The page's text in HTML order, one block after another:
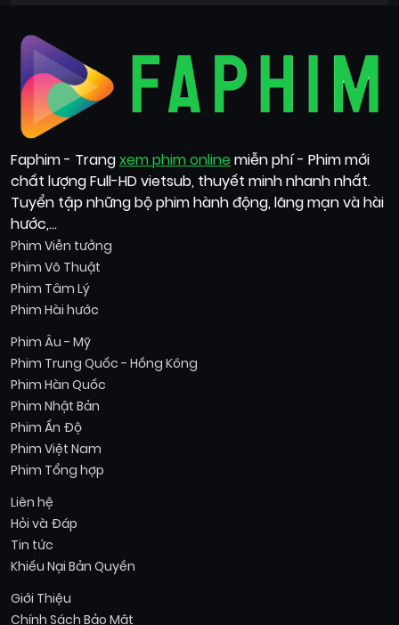
Faphim - Trangxem phim online miễn phí - Phim mới
chất lượng Full-HD vietsub, thuyết minh nhanh nhất.
Tuyển tập những bộ phim hành động, lãng mạn và hài
hước,...
Phim Viễn tưởng
Phim Võ Thuật
Phim Tâm Lý
Phim Hài hước
Phim Âu - Mỹ
Phim Trung Quốc - Hồng Kông
Phim Hàn Quốc
Phim Nhật Bản
Phim Ấn Độ
Phim Việt Nam
Phim Tổng hợp
Liên hệ
Hỏi và Đáp
Tin tức
Khiếu Nại Bản Quyền
Giới Thiệu
Chính Sách Bảo Mật